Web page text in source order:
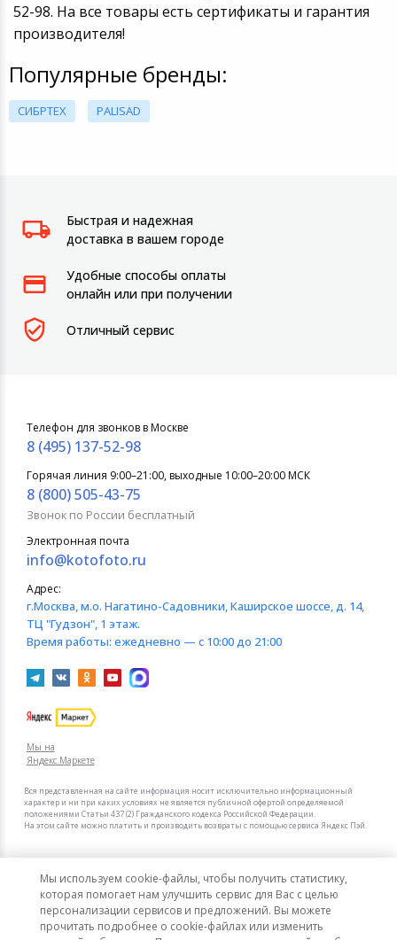
52-98. На все товары есть сертификаты и гарантия
производителя!
Популярные бренды:
СИБРТЕХ PALISAD
Быстрая и надежная
доставка в вашем городе
Удобные способы оплаты
онлайн или при получении
Отличный сервис
Мы используем cookie-файлы, чтобы получить статистику,
которая помогает нам улучшить сервис для Вас с целью
персонализации сервисов и предложений. Вы можете
прочитать подробнее о cookie-файлах или изменить
Мы на
Яндекс.Маркете
Телефон для звонков в Москве
8 (495) 137-52-98
Горячая линия 9:00–21:00, выходные 10:00–20:00 МСК
8 (800) 505-43-75
Звонок по России бесплатный
Электронная почта
info@kotofoto.ru
Адрес:
г.Москва, м.о. Нагатино-Садовники, Каширское шоссе, д. 14,
ТЦ "Гудзон", 1 этаж.
Время работы: ежедневно — с 10:00 до 21:00
Вся представленная на сайте информация носит исключительно информационный
характер и ни при каких условиях не является публичной офертой определяемой
положениями Статьи 437 (2) Гражданского кодекса Российской Федерации.
На этом сайте можно платить и производить возвраты с помощью сервиса Яндекс Пэй.
Мы в других городах
Санкт-Петербург
Москва
Интернет-гипермаркет актуальных товаров «КотоФото»